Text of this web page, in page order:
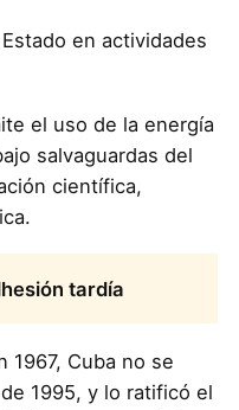
en actividades
el uso de la energía
salvaguardas del
científica,
tardía
1967, Cuba no se
1995, y lo ratificó el